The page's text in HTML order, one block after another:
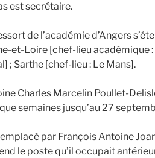
est secrétaire.
de l’académie d’Angers
et-Loire [chef-lieu académique
; Sarthe [chef-lieu : Le Mans].
Charles Marcelin Poullet-
semaines jusqu’au 27
par François Antoine
le poste qu’il occupait